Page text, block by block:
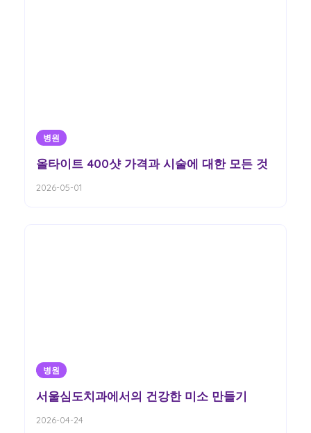
병원
올타이트 400샷 가격과 시술에 대한 모든 것
2026-05-01
병원
서울심도치과에서의 건강한 미소 만들기
2026-04-24